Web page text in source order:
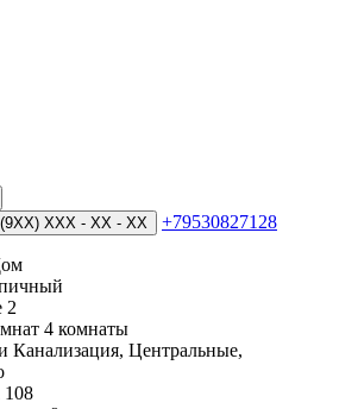
XXX - XX - XX +79530827128
2
4 комнаты
Канализация, Центральные,
108